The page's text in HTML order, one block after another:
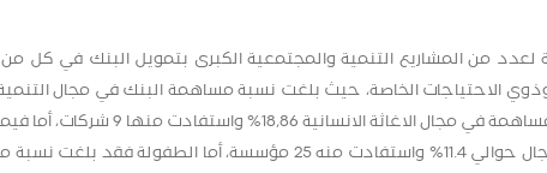
2011 - 2012 شهدتا انطلاقة لعدد من المشاريع التنمية والمجتمعية الكبرى بتمويل البنك في
وذوي الاحتياجات الخاصة، حيث بلغت نسبة مساهمة البنك في مجال
21% واستفادت منها 33 مؤسسة، فيما وصلت نسبة المساهمة في مجال الاغاثة الانسانية
بالتعليم، فقد بلغت نسبة مساهمة البنك في هذا المجال حوالي 11.4% واستفادت منه 25 مؤسسة، أما الطفولة